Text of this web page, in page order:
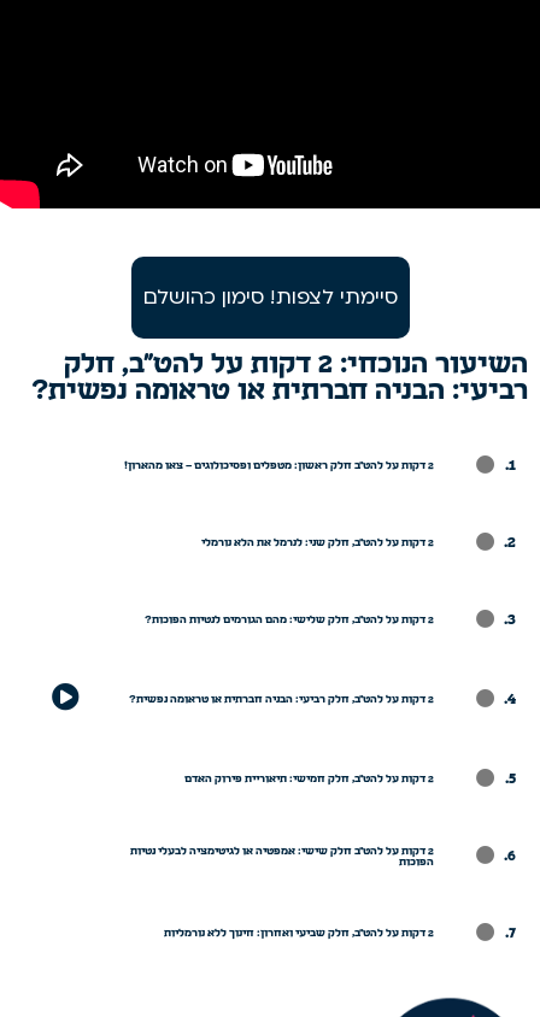
השיעור הנוכחי: 2 דקות על להט"ב, חלק
רביעי: הבניה חברתית או טראומה נפשית?
. 2 דקות על להט"ב חלק ראשון: מטפלים ופסיכולוגים – צאו מהארון!
. 2 דקות על להט"ב, חלק שני: לנרמל את הלא נורמלי
. 2 דקות על להט"ב, חלק שלישי: מהם הגורמים לנטיות הפוכות?
. 2 דקות על להט"ב, חלק רביעי: הבניה חברתית או טראומה נפשית?
. 2 דקות על להט"ב, חלק חמישי: תיאוריית פירוק האדם
.
2 דקות על להט"ב חלק שישי: אמפטיה או לגיטימציה לבעלי נטיות
הפוכות
. 2 דקות על להט"ב, חלק שביעי ואחרון: חינוך ללא נורמליות
סיימתי לצפות! סימון כהושלם